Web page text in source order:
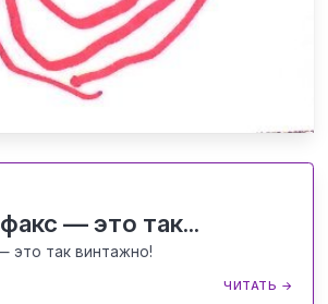
— это так...
это так винтажно!
ЧИТАТЬ →